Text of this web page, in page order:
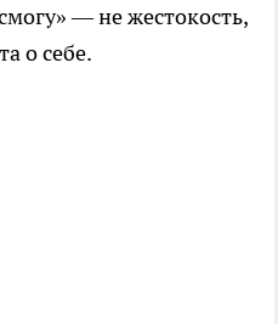
— не жестокость,
о себе.